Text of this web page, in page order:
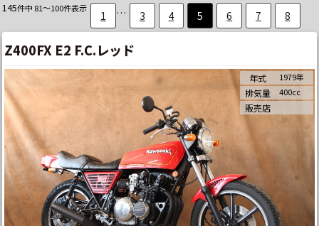
145件中 81～100件表示
1 … 3 4 5 6 7 8
Z400FX E2 F.C.レッド
年式 1979年
排気量 400cc
販売店